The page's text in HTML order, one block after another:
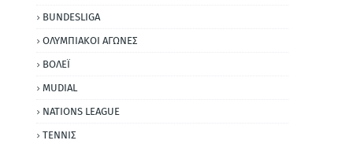
BUNDESLIGA
ΟΛΥΜΠΙΑΚΟΙ ΑΓΩΝΕΣ
ΒΟΛΕΪ
MUDIAL
NATIONS LEAGUE
ΤΕΝΝΙΣ